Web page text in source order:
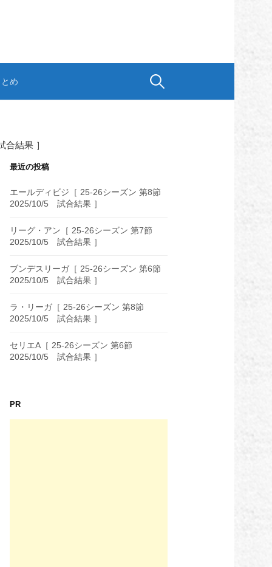
め 検
結果 ］
最近の投稿
エールディビジ［ 25-26シーズン 第8節
2025/10/5 試合結果 ］
リーグ・アン［ 25-26シーズン 第7節
2025/10/5 試合結果 ］
ブンデスリーガ［ 25-26シーズン 第6節
2025/10/5 試合結果 ］
ラ・リーガ［ 25-26シーズン 第8節
2025/10/5 試合結果 ］
セリエA［ 25-26シーズン 第6節
2025/10/5 試合結果 ］
PR